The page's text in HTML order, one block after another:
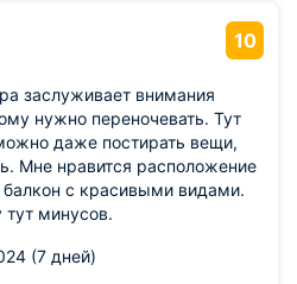
10
заслуживает внимания
нужно переночевать. Тут
даже постирать вещи,
Мне нравится расположение
балкон с красивыми видами.
тут минусов.
(7 дней)